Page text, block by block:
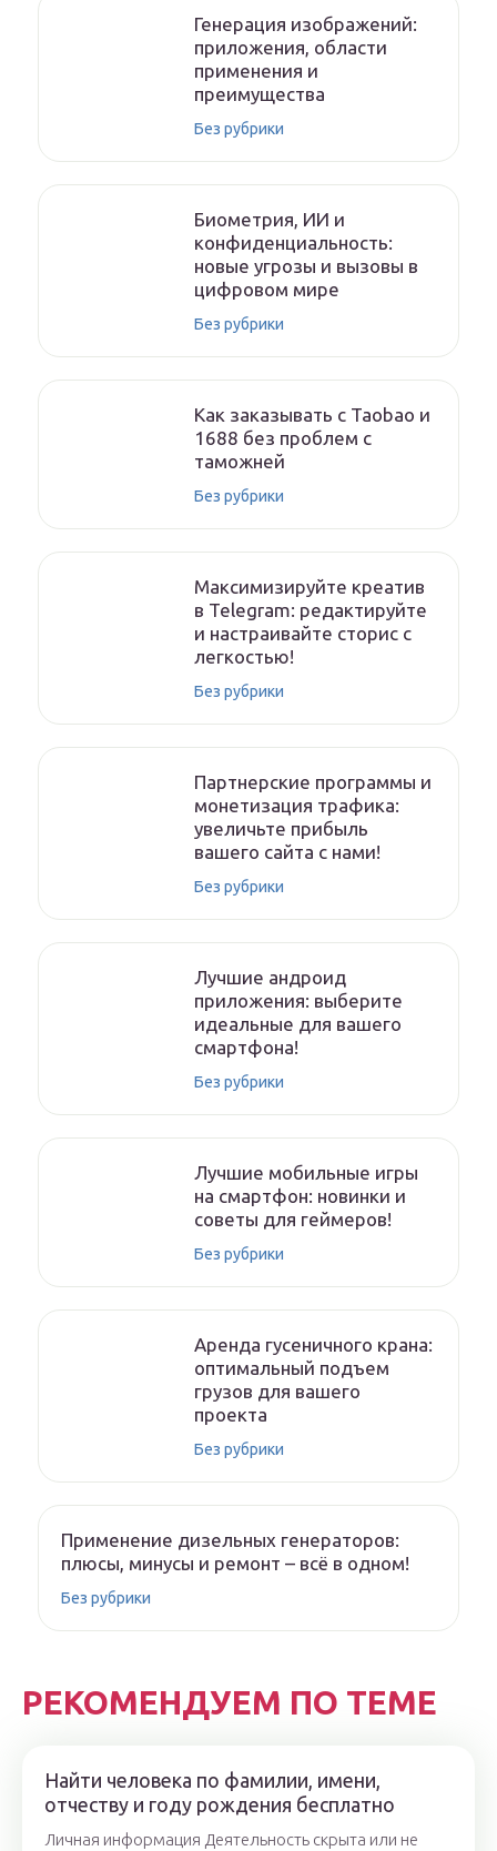
Генерация изображений:
приложения, области
применения и
преимущества
Без рубрики
Биометрия, ИИ и
конфиденциальность:
новые угрозы и вызовы в
цифровом мире
Без рубрики
Как заказывать с Taobao и
1688 без проблем с
таможней
Без рубрики
Максимизируйте креатив
в Telegram: редактируйте
и настраивайте сторис с
легкостью!
Без рубрики
Партнерские программы и
монетизация трафика:
увеличьте прибыль
вашего сайта с нами!
Без рубрики
Лучшие андроид
приложения: выберите
идеальные для вашего
смартфона!
Без рубрики
Лучшие мобильные игры
на смартфон: новинки и
советы для геймеров!
Без рубрики
Аренда гусеничного крана:
оптимальный подъем
грузов для вашего
проекта
Без рубрики
Применение дизельных генераторов:
плюсы, минусы и ремонт – всё в одном!
Без рубрики
РЕКОМЕНДУЕМ ПО ТЕМЕ
Найти человека по фамилии, имени,
отчеству и году рождения бесплатно
Личная информация Деятельность скрыта или не